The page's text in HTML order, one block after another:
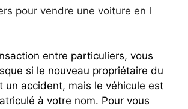
entre particuliers, vous
si le nouveau propriétaire du
un accident, mais le véhicule est
à votre nom. Pour vous